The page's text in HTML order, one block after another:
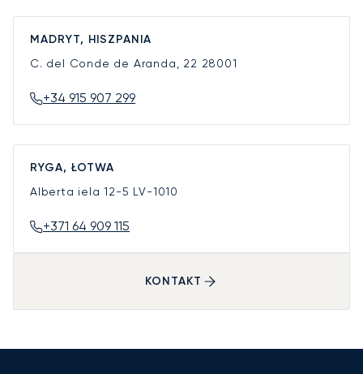
MADRYT, HISZPANIA
C. del Conde de Aranda, 22 28001
+34 915 907 299
RYGA, ŁOTWA
Alberta iela 12-5 LV-1010
+371 64 909 115
KONTAKT